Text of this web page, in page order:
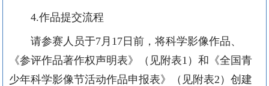
4.作品提交流程
请参赛人员于7月1 7日前 ，将科学影像作品、
《参评作品著作权声明表》（见附表1）和《全国青
少年科学影像节活动作品申报表》（见附表2）创建